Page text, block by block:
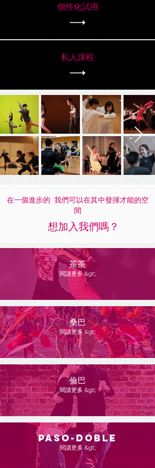
個性化試用
私人課程
在一個進步的 我們可以在其中發揮才能的空
間
想加入我們嗎？
茶茶
閱讀更多 &gt;
桑巴
閱讀更多 &gt;
倫巴
閱讀更多 &gt;
PASO-DOBLE
閱讀更多 &gt;